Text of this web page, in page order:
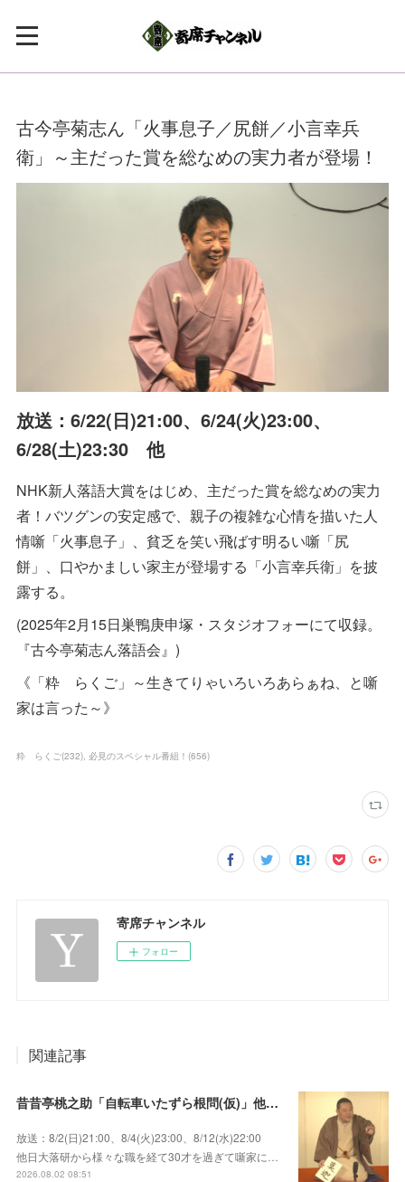
古今亭菊志ん「火事息子／尻餅／小言幸兵
衛」～主だった賞を総なめの実力者が登場！
放送：6/22(日)21:00、6/24(火)23:00、
6/28(土)23:30 他
NHK新人落語大賞をはじめ、主だった賞を総なめの実力
者！バツグンの安定感で、親子の複雑な心情を描いた人
情噺「火事息子」、貧乏を笑い飛ばす明るい噺「尻
餅」、口やかましい家主が登場する「小言幸兵衛」を披
露する。
(2025年2月15日巣鴨庚申塚・スタジオフォーにて収録。
『古今亭菊志ん落語会』)
《「粋 らくご」～生きてりゃいろいろあらぁね、と噺
家は言った～》
粋 らくご(232) 必見のスペシャル番組！ (656)
寄席チャンネル
フォロー
関連記事
昔昔亭桃之助「自転車いたずら根問(仮)」他～師匠・桃太郎のいない初めての桜の季節の独演会！
放送：8/2(日)21:00、8/4(火)23:00、8/12(水)22:00
他日大落研から様々な職を経て30才を過ぎて噺家に…
2026.08.02 08:51